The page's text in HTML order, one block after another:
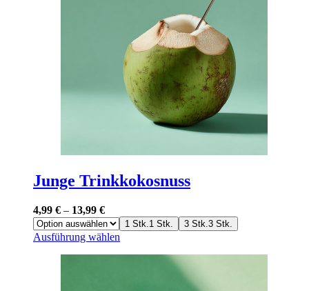
Junge Trinkkokosnuss
4,99 € – 13,99 €
1 Stk. 1 Stk. 3 Stk. 3 Stk.
Ausführung wählen